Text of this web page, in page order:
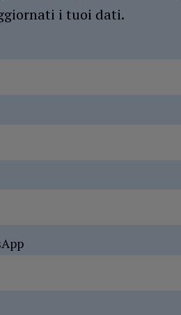
i tuoi dati.